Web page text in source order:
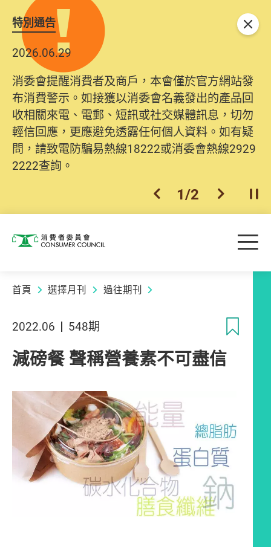
特別通告
2026.06.29
消委會提醒消費者及商戶，本會僅於官方網站發
布消費警示。如接獲以消委會名義發出的產品回
收相關來電、電郵、短訊或社交媒體訊息，切勿
輕信回應，更應避免透露任何個人資料。如有疑
問，請致電防騙易熱線18222或消委會熱線2929
2222查詢。
上一個
1/2 下一個開
關閉
消費者委員會 目
首頁 選擇月刊 過往期刊
2022.06 548期
減磅餐 聲稱營養素不可盡信